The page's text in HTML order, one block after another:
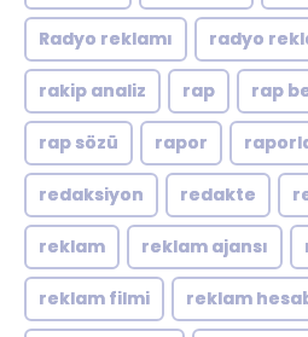
Radyo reklamı radyo
rakip analiz rap rap
rap sözü rapor
redaksiyon redakte
reklam reklam ajansı
reklam filmi reklam